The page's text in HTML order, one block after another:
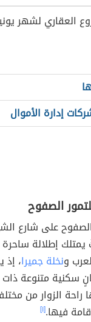
إدارة الأموال
الصفوح
على شارع
إطلالة
ونخلة جميرا،
سكنية متنوعة
الزوار من
فيها.[١]